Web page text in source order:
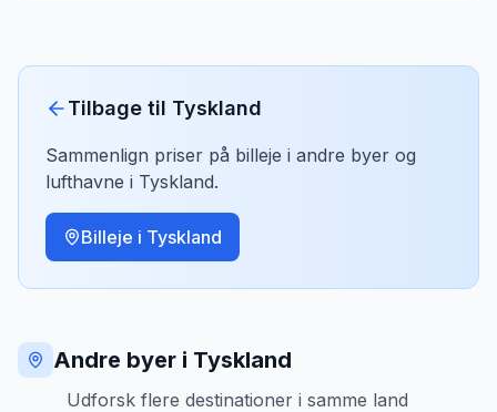
Tilbage til Tyskland
Sammenlign priser på billeje i andre byer og
lufthavne i Tyskland.
Billeje i Tyskland
Andre byer i Tyskland
Udforsk flere destinationer i samme land